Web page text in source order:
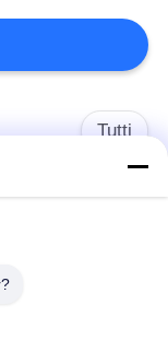
Tutti
montato
laterale